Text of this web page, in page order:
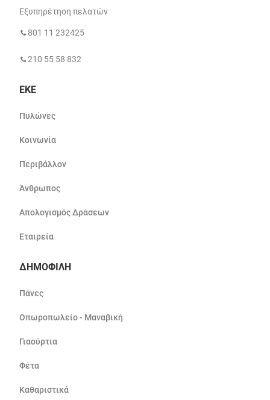
Εξυπηρέτηση πελατών
801 11 232425
210 55 58 832
ΕΚΕ
Πυλώνες
Κοινωνία
Περιβάλλον
Άνθρωπος
Απολογισμός Δράσεων
Εταιρεία
ΔΗΜΟΦΙΛΗ
Πάνες
Οπωροπωλείο - Μαναβική
Γιαούρτια
Φέτα
Καθαριστικά